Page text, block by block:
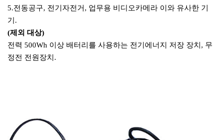
5.전동공구, 전기자전거, 업무용 비디오카메라 이와 유사한 기
기.
(제외 대상)
전력 500Wh 이상 배터리를 사용하는 전기에너지 저장 장치, 무
정전 전원장치.